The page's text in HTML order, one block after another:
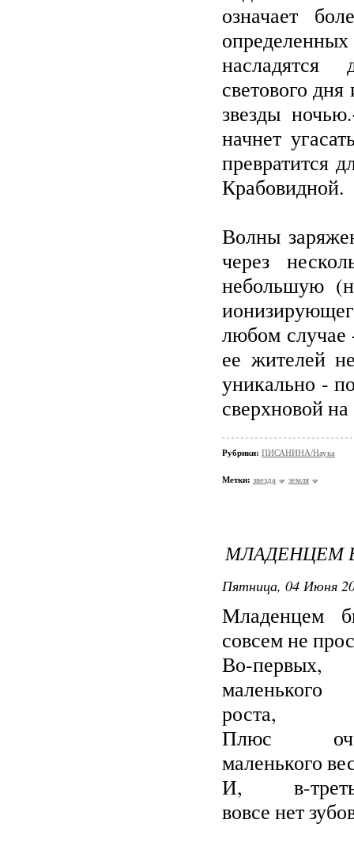
означает
насладятся
светового
звезды
начнет
превратится
Крабовидной.
Волны
через
небольшую
любом случае
ее жителей
уникально -
сверхновой
Рубрики: ПИСАНИНА/Наука
Метки: звезда земля
МЛАДЕНЦЕМ
Пятница, 04 Июня
Младенцем
совсем не
Во-первых,
маленького
роста,
Плюс
маленького
И, в-
вовсе нет